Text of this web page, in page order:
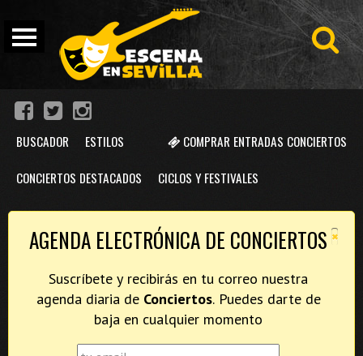
COMPRAR ENTRADAS CONCIERTOS
BUSCADOR ESTILOS
CONCIERTOS DESTACADOS CICLOS Y FESTIVALES
×
AGENDA ELECTRÓNICA DE CONCIERTOS
Suscríbete y recibirás en tu correo nuestra
agenda diaria de Conciertos. Puedes darte de
baja en cualquier momento